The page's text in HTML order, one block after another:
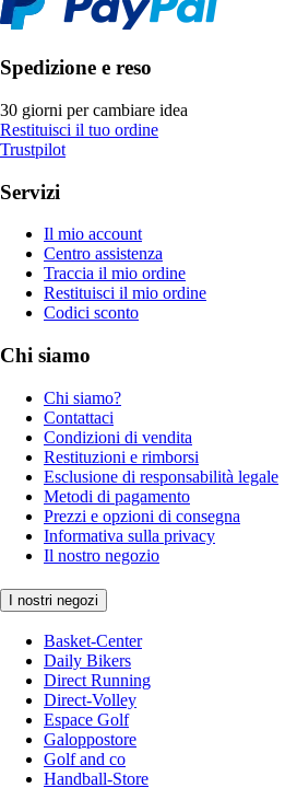
Spedizione e reso
30 giorni per cambiare idea
Restituisci il tuo ordine
Trustpilot
Servizi
Il mio account
Centro assistenza
Traccia il mio ordine
Restituisci il mio ordine
Codici sconto
Chi siamo
Chi siamo?
Contattaci
Condizioni di vendita
Restituzioni e rimborsi
Esclusione di responsabilità legale
Metodi di pagamento
Prezzi e opzioni di consegna
Informativa sulla privacy
Il nostro negozio
I nostri negozi
Basket-Center
Daily Bikers
Direct Running
Direct-Volley
Espace Golf
Galoppostore
Golf and co
Handball-Store